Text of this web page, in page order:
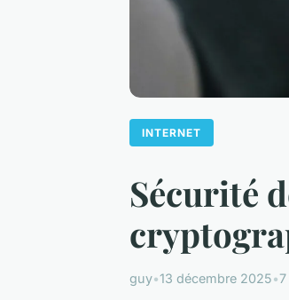
INTERNET
Sécurité
guy•13 décembre 2025•